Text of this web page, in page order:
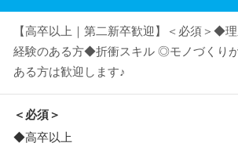
【高卒以上｜第二新卒歓迎】＜必須＞◆
経験のある方◆折衝スキル ◎モノづくり
ある方は歓迎します♪
＜必須＞
◆高卒以上